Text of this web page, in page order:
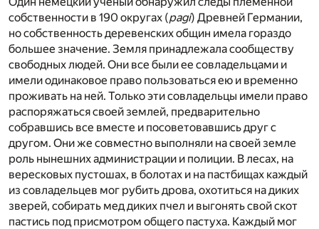
собственности в 190 округах (pagi) Древней Германии,
но собственность деревенских общин имела гораздо
большее значение. Земля принадлежала сообществу
свободных людей. Они все были ее совладельцами и
имели одинаковое право пользоваться ею и временно
проживать на ней. Только эти совладельцы имели право
распоряжаться своей землей, предварительно
собравшись все вместе и посоветовавшись друг с
другом. Они же совместно выполняли на своей земле
роль нынешних администрации и полиции. В лесах, на
вересковых пустошах, в болотах и на пастбищах каждый
из совладельцев мог рубить дрова, охотиться на диких
зверей, собирать мед диких пчел и выгонять свой скот
пастись под присмотром общего пастуха. Каждый мог